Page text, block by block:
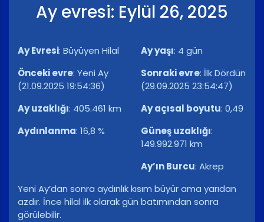
Ay evresi: Eylül 26, 2025
Ay Evresi: Büyüyen Hilal
Önceki evre: Yeni Ay
(21.09.2025 19:54:36)
Ay uzaklığı: 405.461 km
Aydınlanma: 16,8 %
Ay yaşı: 4 gün
Sonraki evre: İlk Dördün
(29.09.2025 23:54:47)
Ay açısal boyutu: 0,49
Güneş uzaklığı:
149.992.971 km
Ay’ın Burcu: Akrep
Yeni Ay’dan sonra aydınlık kısım büyür ama yarıdan
azdır. İnce hilal ilk olarak gün batımından sonra
görülebilir.